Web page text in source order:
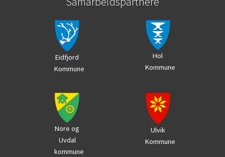
Eidfjord
Kommune
Hol
Kommune
Nore og
Uvdal
kommune
Ulvik
Kommune